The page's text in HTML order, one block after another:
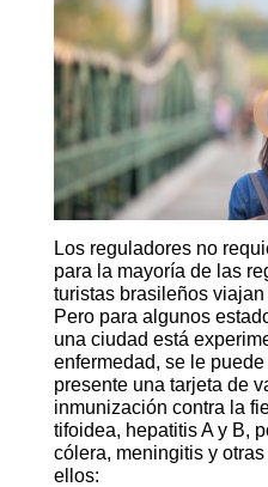
Los reguladores no
para la mayoría de las
turistas brasileños
Pero para algunos
una ciudad está
enfermedad, se le
presente una tarjeta de
inmunización contra la
tifoidea, hepatitis A y B,
cólera, meningitis y
ellos: